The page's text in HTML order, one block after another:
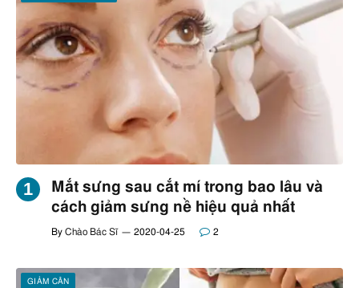
Mắt sưng sau cắt mí trong bao lâu và
cách giảm sưng nề hiệu quả nhất
By Chào Bác Sĩ 2020-04-25 2
GIẢM CÂN